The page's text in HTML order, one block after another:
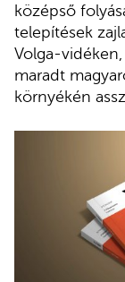
középső
telepítések
Volga-
maradt
környékén